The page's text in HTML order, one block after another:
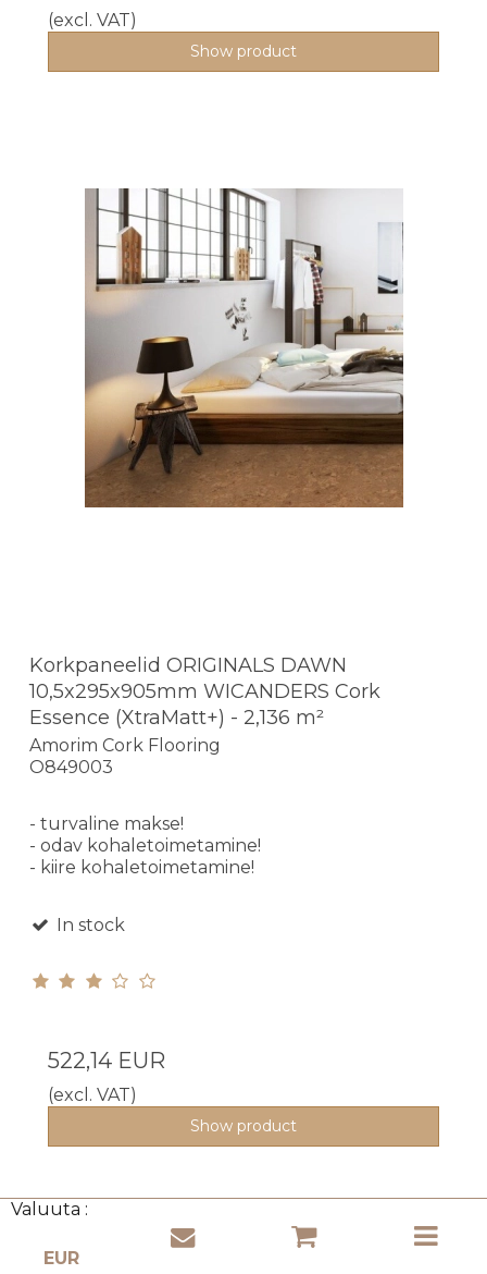
Valuuta :
(excl. VAT)
Show product
Korkpaneelid ORIGINALS DAWN
10,5x295x905mm WICANDERS Cork
Essence (XtraMatt+) - 2,136 m²
Amorim Cork Flooring
O849003
- turvaline makse!
- odav kohaletoimetamine!
- kiire kohaletoimetamine!
In stock
522,14 EUR
(excl. VAT)
Show product